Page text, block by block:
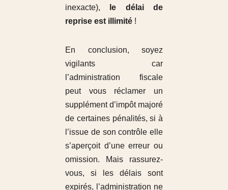
inexacte),
le délai de
reprise est illimité!
En conclusion, soyez
vigilants car
l’administration fiscale
peut vous réclamer un
supplément d’impôt majoré
de certaines pénalités, si à
l’issue de son contrôle elle
s’aperçoit d’une erreur ou
omission. Mais rassurez-
vous, si les délais sont
expirés, l’administration ne